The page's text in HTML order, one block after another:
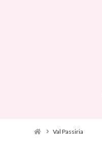
Val Passiria